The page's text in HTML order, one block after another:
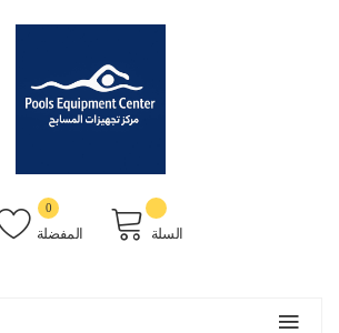
المفضلة
0
السلة